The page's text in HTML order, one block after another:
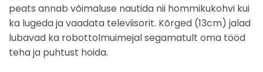
peats annab võimaluse nautida nii hommikukohvi kui
ka lugeda ja vaadata televiisorit. Kõrged (13cm) jalad
lubavad ka robottolmuimejal segamatult oma tööd
teha ja puhtust hoida.